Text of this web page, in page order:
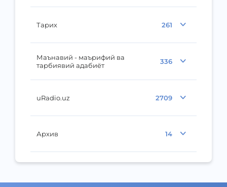
Тарих 261
Маънавий - маърифий ва
тарбиявий адабиёт
336
uRadio.uz 2709
Архив 14